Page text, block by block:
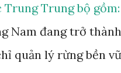
Trung bộ
Nam đang trở
quản lý rừng bền